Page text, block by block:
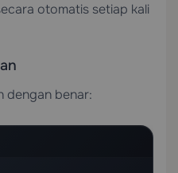
otomatis setiap kali
dengan benar: